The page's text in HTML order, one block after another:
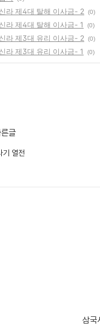
라 제4대 탈해 이사금- 2 (0)
라 제4대 탈해 이사금- 1 (0)
라 제3대 유리 이사금- 2 (0)
라 제3대 유리 이사금- 1 (0)
글
기 열전
삼국